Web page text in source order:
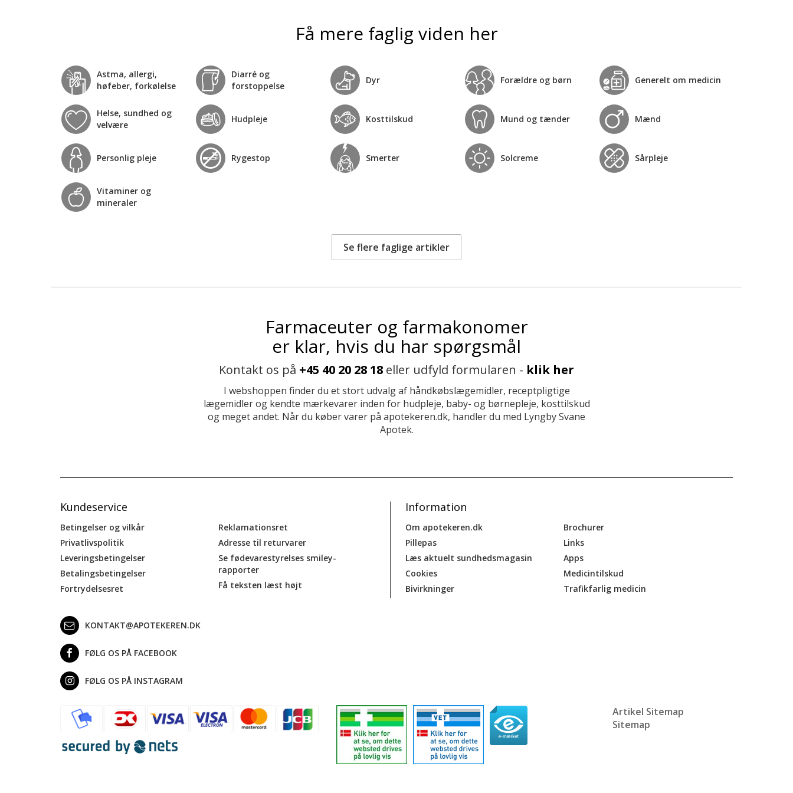
Få mere faglig viden her
Astma, allergi,
høfeber, forkølelse
Diarré og
forstoppelse
Dyr Forældre og børn Generelt om medicin
Helse, sundhed og
velvære
Hudpleje Kosttilskud Mund og tænder Mænd
Personlig pleje Rygestop Smerter Solcreme Sårpleje
Vitaminer og
mineraler
Se flere faglige artikler
Farmaceuter og farmakonomer
er klar, hvis du har spørgsmål
Kontakt os på +45 40 20 28 18 eller udfyld formularen - klik her
I webshoppen finder du et stort udvalg af håndkøbslægemidler, receptpligtige
lægemidler og kendte mærkevarer inden for hudpleje, baby- og børnepleje, kosttilskud
og meget andet. Når du køber varer på apotekeren.dk, handler du med Lyngby Svane
Apotek.
Kundeservice
Betingelser og vilkår
Privatlivspolitik
Leveringsbetingelser
Betalingsbetingelser
Fortrydelsesret
Reklamationsret
Adresse til returvarer
Se fødevarestyrelses smiley-
rapporter
Få teksten læst højt
Information
Om apotekeren.dk
Pillepas
Læs aktuelt sundhedsmagasin
Cookies
Bivirkninger
Brochurer
Links
Apps
Medicintilskud
Trafikfarlig medicin
KONTAKT@APOTEKEREN.DK
FØLG OS PÅ FACEBOOK
FØLG OS PÅ INSTAGRAM
Artikel Sitemap
Sitemap